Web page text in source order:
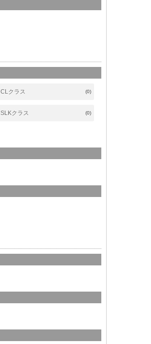
CLクラス (0)
SLKクラス (0)